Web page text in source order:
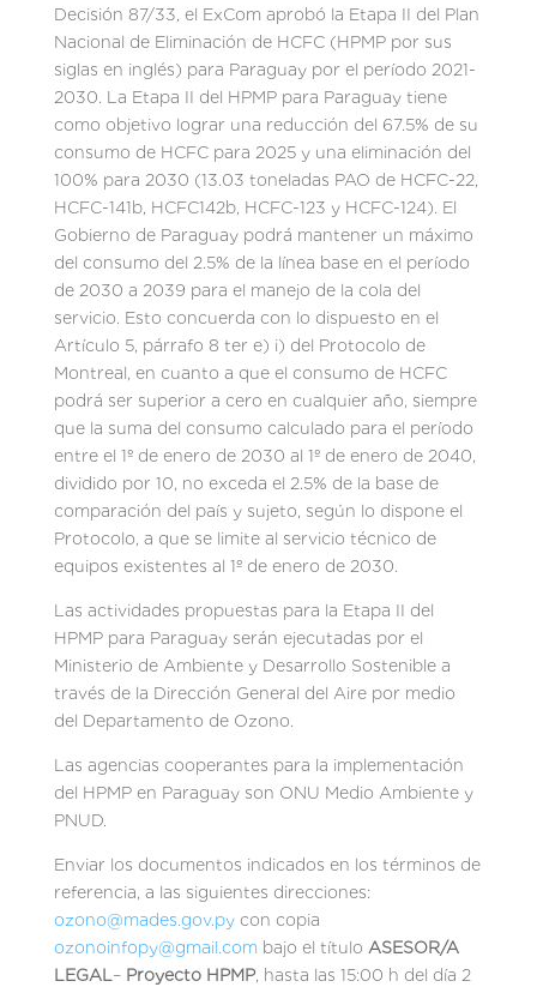
Decisión 87/33, el ExCom aprobó la Etapa II del Plan
Nacional de Eliminación de HCFC (HPMP por sus
siglas en inglés) para Paraguay por el período 2021-
2030. La Etapa II del HPMP para Paraguay tiene
como objetivo lograr una reducción del 67.5% de su
consumo de HCFC para 2025 y una eliminación del
100% para 2030 (13.03 toneladas PAO de HCFC-22,
HCFC-141b, HCFC142b, HCFC-123 y HCFC-124). El
Gobierno de Paraguay podrá mantener un máximo
del consumo del 2.5% de la línea base en el período
de 2030 a 2039 para el manejo de la cola del
servicio. Esto concuerda con lo dispuesto en el
Artículo 5, párrafo 8 ter e) i) del Protocolo de
Montreal, en cuanto a que el consumo de HCFC
podrá ser superior a cero en cualquier año, siempre
que la suma del consumo calculado para el período
entre el 1º de enero de 2030 al 1º de enero de 2040,
dividido por 10, no exceda el 2.5% de la base de
comparación del país y sujeto, según lo dispone el
Protocolo, a que se limite al servicio técnico de
equipos existentes al 1º de enero de 2030.
Las actividades propuestas para la Etapa II del
HPMP para Paraguay serán ejecutadas por el
Ministerio de Ambiente y Desarrollo Sostenible a
través de la Dirección General del Aire por medio
del Departamento de Ozono.
Las agencias cooperantes para la implementación
del HPMP en Paraguay son ONU Medio Ambiente y
PNUD.
Enviar los documentos indicados en los términos de
referencia, a las siguientes direcciones:
ozono@mades.gov.pycon copia
ozonoinfopy@gmail.com bajo el título ASESOR/A
LEGAL– Proyecto HPMP, hasta las 15:00 h del día 2